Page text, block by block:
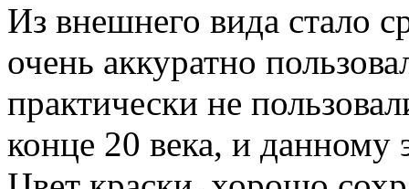
Из внешнего вида стало
очень аккуратно
практически не
конце 20 века, и данному